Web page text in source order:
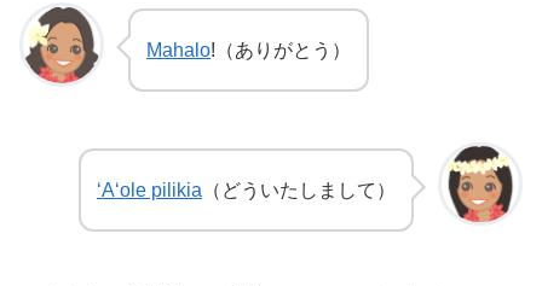
Mahalo!（ありがとう）
‘A‘ole pilikia （どういたしまして）